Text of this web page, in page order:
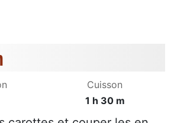
Cuisson
1 h 30 m